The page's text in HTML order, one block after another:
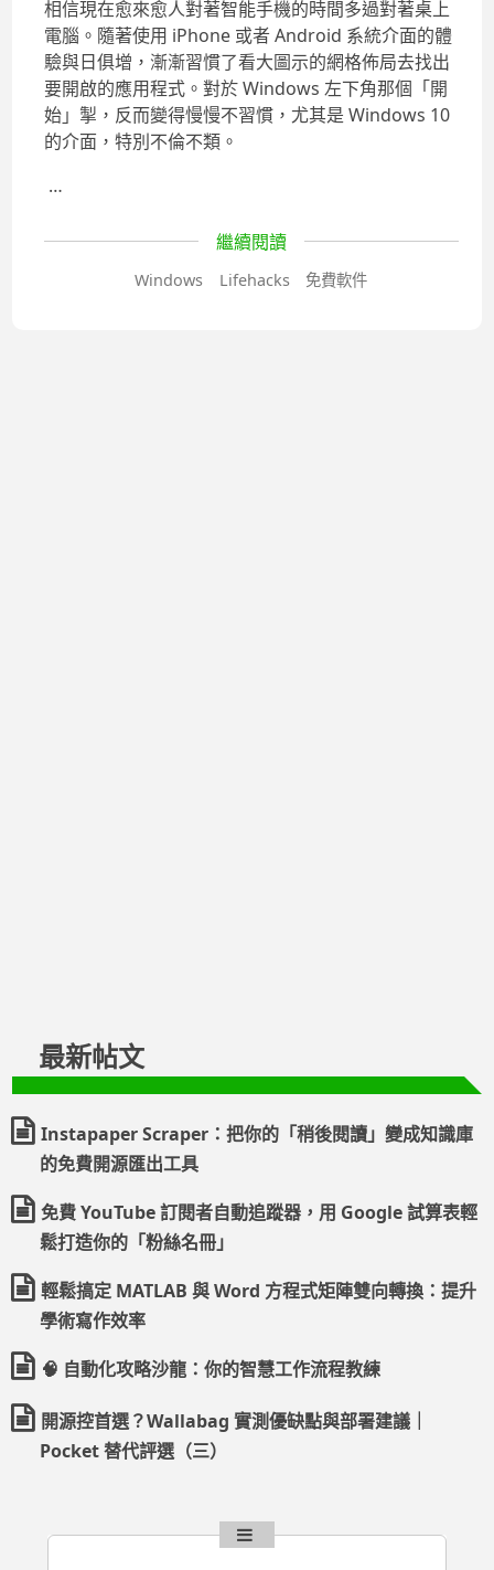
相信現在愈來愈人對著智能手機的時間多過對著桌上
電腦。隨著使用 iPhone 或者 Android 系統介面的體
驗與日俱增，漸漸習慣了看大圖示的網格佈局去找出
要開啟的應用程式。對於 Windows 左下角那個「開
始」掣，反而變得慢慢不習慣，尤其是 Windows 10
的介面，特別不倫不類。
…
繼續閱讀
Windows Lifehacks 免費軟件
最新帖文
Instapaper Scraper：把你的「稍後閱讀」變成知識庫
的免費開源匯出工具
免費 YouTube 訂閱者自動追蹤器，用 Google 試算表輕
鬆打造你的「粉絲名冊」
輕鬆搞定 MATLAB 與 Word 方程式矩陣雙向轉換：提升
學術寫作效率
🧠 自動化攻略沙龍：你的智慧工作流程教練
開源控首選？Wallabag 實測優缺點與部署建議｜
Pocket 替代評選（三）